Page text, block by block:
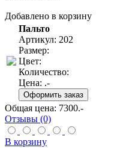
Добавлено в корзину
Пальто
Артикул: 202
Размер:
Цвет:
Количество:
Цена: .-
Общая цена: 7300.-
Отзывы (0)
В корзину